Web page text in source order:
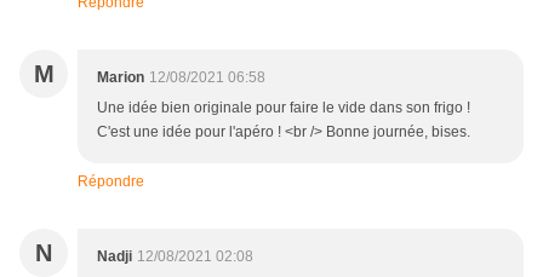
M Marion 12/08/2021 06:58
Une idée bien originale pour faire le vide dans son frigo !
C'est une idée pour l'apéro ! <br /> Bonne journée, bises.
Répondre
N Nadji 12/08/2021 02:08